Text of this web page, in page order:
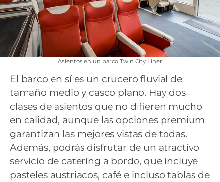
Asientos en un barco Twin City Liner
El barco en sí es un crucero fluvial de
tamaño medio y casco plano. Hay dos
clases de asientos que no difieren mucho
en calidad, aunque las opciones premium
garantizan las mejores vistas de todas.
Además, podrás disfrutar de un atractivo
servicio de catering a bordo, que incluye
pasteles austriacos, café e incluso tablas de